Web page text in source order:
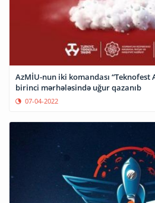
AzMİU-nun iki komandası “Teknofest
birinci mərhələsində uğur qazanıb
07-04-2022